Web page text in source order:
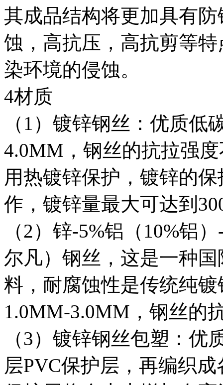
其成品结构将更加具有
蚀，高抗压，高抗剪等
染环境的侵蚀。
4材质
（1）镀锌钢丝：优质
4.0MM，钢丝的抗拉强
用热镀锌保护，镀锌的
作，镀锌量最大可达到
（2）锌-5%铝（10%铝
尔凡）钢丝，这是一种
料，耐腐蚀性是传统纯
1.0MM-3.0MM，钢丝的
（3）镀锌钢丝包塑：
层PVC保护层，再编织